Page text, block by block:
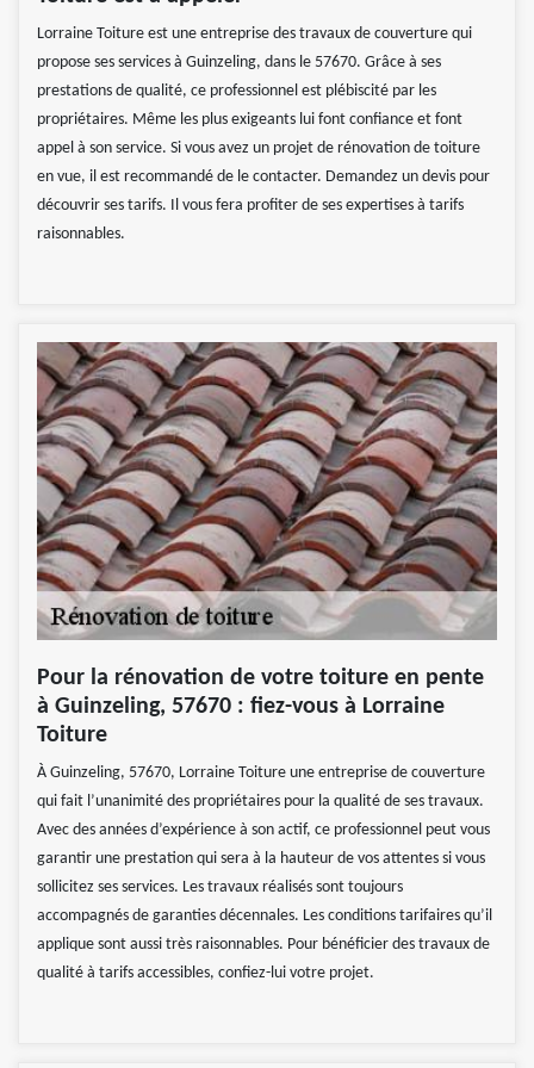
Lorraine Toiture est une entreprise des travaux de couverture qui
propose ses services à Guinzeling, dans le 57670. Grâce à ses
prestations de qualité, ce professionnel est plébiscité par les
propriétaires. Même les plus exigeants lui font confiance et font
appel à son service. Si vous avez un projet de rénovation de toiture
en vue, il est recommandé de le contacter. Demandez un devis pour
découvrir ses tarifs. Il vous fera profiter de ses expertises à tarifs
raisonnables.
Pour la rénovation de votre toiture en pente
à Guinzeling, 57670 : fiez-vous à Lorraine
Toiture
À Guinzeling, 57670, Lorraine Toiture une entreprise de couverture
qui fait l’unanimité des propriétaires pour la qualité de ses travaux.
Avec des années d’expérience à son actif, ce professionnel peut vous
garantir une prestation qui sera à la hauteur de vos attentes si vous
sollicitez ses services. Les travaux réalisés sont toujours
accompagnés de garanties décennales. Les conditions tarifaires qu’il
applique sont aussi très raisonnables. Pour bénéficier des travaux de
qualité à tarifs accessibles, confiez-lui votre projet.